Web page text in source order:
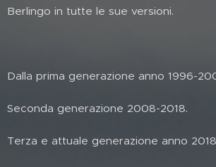
Berlingo in tutte le sue versioni.
Dalla prima generazione anno 1996-
Seconda generazione 2008-2018.
Terza e attuale generazione anno